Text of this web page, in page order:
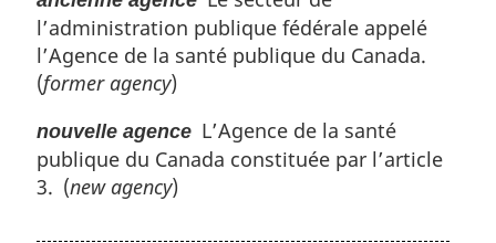
l’administration publique fédérale appelé
l’Agence de la santé publique du Canada.
(former agency)
nouvelle agence L’Agence de la santé
publique du Canada constituée par l’article
3. (new agency)